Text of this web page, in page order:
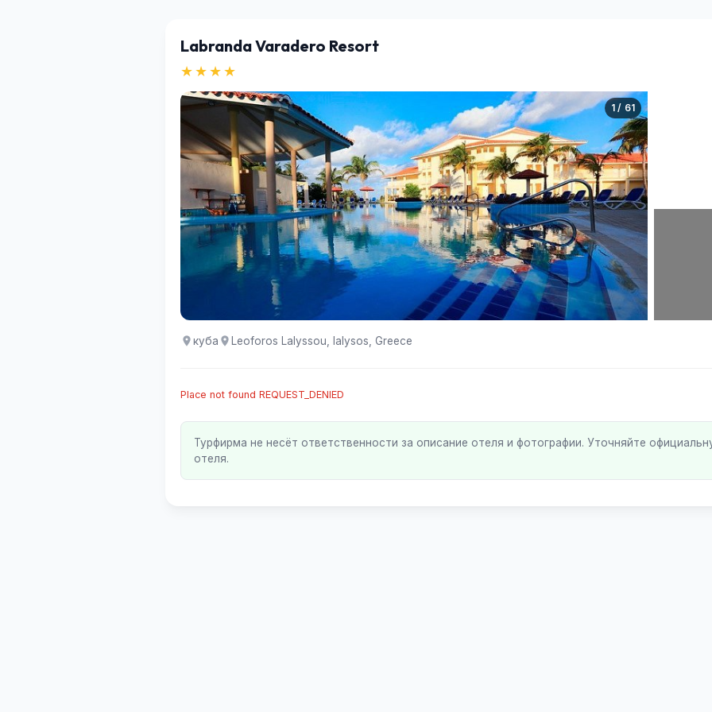
Labranda Varadero Resort
★★★★
1 / 61
куба Leoforos Lalyssou, Ialysos, Greece
Place not found REQUEST_DENIED
Турфирма не несёт ответственности за описание отеля и фотографии. Уточняйте
отеля.